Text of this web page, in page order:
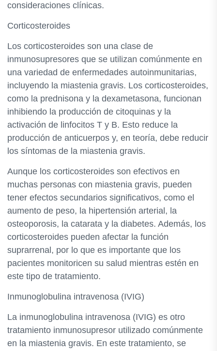
consideraciones clínicas.
Corticosteroides
Los corticosteroides son una clase de
inmunosupresores que se utilizan comúnmente en
una variedad de enfermedades autoinmunitarias,
incluyendo la miastenia gravis. Los corticosteroides,
como la prednisona y la dexametasona, funcionan
inhibiendo la producción de citoquinas y la
activación de linfocitos T y B. Esto reduce la
producción de anticuerpos y, en teoría, debe reducir
los síntomas de la miastenia gravis.
Aunque los corticosteroides son efectivos en
muchas personas con miastenia gravis, pueden
tener efectos secundarios significativos, como el
aumento de peso, la hipertensión arterial, la
osteoporosis, la catarata y la diabetes. Además, los
corticosteroides pueden afectar la función
suprarrenal, por lo que es importante que los
pacientes monitoricen su salud mientras estén en
este tipo de tratamiento.
Inmunoglobulina intravenosa (IVIG)
La inmunoglobulina intravenosa (IVIG) es otro
tratamiento inmunosupresor utilizado comúnmente
en la miastenia gravis. En este tratamiento, se